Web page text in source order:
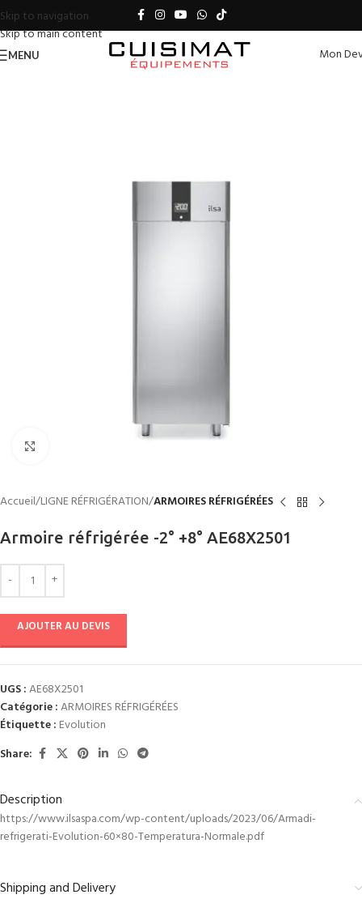
Skip to navigation
Skip to main content
MENU Mon
Accueil LIGNE RÉFRIGÉRATION ARMOIRES RÉFRIGÉRÉES
Armoire réfrigérée -2° +8° AE68X2501
AJOUTER AU DEVIS
UGS :AE68X2501
Catégorie :ARMOIRES RÉFRIGÉRÉES
Étiquette : Evolution
Share:
Description
https://www.ilsaspa.com/wp-content/uploads/2023/06/Armadi-
refrigerati-Evolution-60×80-Temperatura-Normale.pdf
Shipping and Delivery